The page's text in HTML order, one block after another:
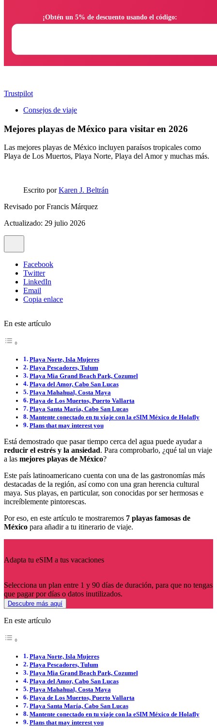
Trustpilot
Consejos de viaje
Mejores playas de México para visitar en 2026
Las mejores playas de México incluyen paraísos tropicales como
Playa de Los Muertos, Playa Norte, Playa del Amor y muchas más.
Escrito porKaren J. Beltrán
Revisado porFrancis Márquez
Actualizado: 29 julio 2026
Facebook
Twitter
LinkedIn
Email
Copia enlace
En este artículo
Playa Norte, Isla Mujeres
Playa Pescadores, Tulum
Playa Mia Grand Beach Park, Cozumel
Playa del Amor, Cabo San Lucas
Playa Mahahual, Costa Maya
Playa de Los Muertos, Puerto Vallarta
Playa Santa María, Cabo San Lucas
Mantente conectado en tu viaje con la eSIM México de Holafly
Plans that may interest you
Está demostrado que pasar tiempo cerca del agua puede ayudar a
reducir el estrés y la ansiedad. Para comprobarlo, ¿qué tal un viaje
a las mejores playas de México?
Este país latinoamericano cuenta con una de las gastronomías más
destacadas de la región, así como con una gran herencia cultural
maya. Sus playas, en particular, son conocidas por ser hermosas e
increíblemente pintorescas.
Por eso, en este artículo te mostraremos 7 playas famosas de
México para añadir a tu itinerario de viaje.
Adapta tu eSIM a tus vacaciones
Selecciona un plan entre 1 y 90 días de duración, para que no tengas
que pagar por días o datos inutilizados.
Descubre más aquí
En este artículo
Playa Norte, Isla Mujeres
Playa Pescadores, Tulum
Playa Mia Grand Beach Park, Cozumel
Playa del Amor, Cabo San Lucas
Playa Mahahual, Costa Maya
Playa de Los Muertos, Puerto Vallarta
Playa Santa María, Cabo San Lucas
Mantente conectado en tu viaje con la eSIM México de Holafly
Plans that may interest you